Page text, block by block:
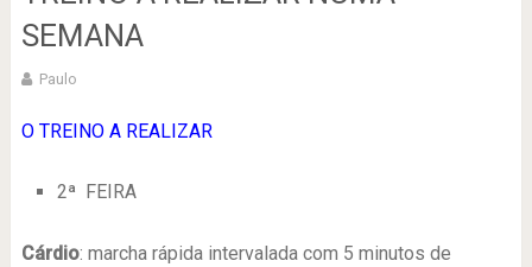
SEMANA
Paulo
O TREINO A REALIZAR
2ª FEIRA
Cárdio: marcha rápida intervalada com 5 minutos de